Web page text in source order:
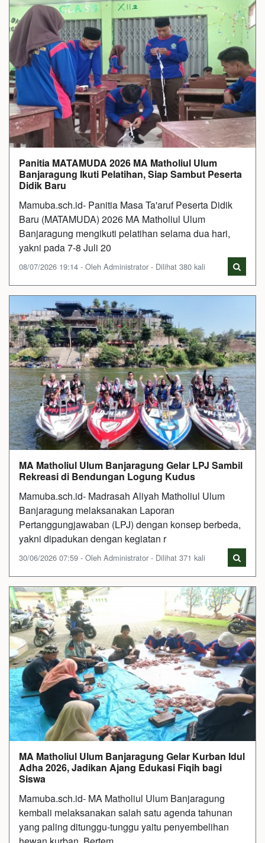
Panitia MATAMUDA 2026 MA Matholiul Ulum
Banjaragung Ikuti Pelatihan, Siap Sambut Peserta
Didik Baru
Mamuba.sch.id- Panitia Masa Ta'aruf Peserta Didik
Baru (MATAMUDA) 2026 MA Matholiul Ulum
Banjaragung mengikuti pelatihan selama dua hari,
yakni pada 7-8 Juli 20
08/07/2026 19:14 - Oleh Administrator - Dilihat 380 kali
MA Matholiul Ulum Banjaragung Gelar LPJ Sambil
Rekreasi di Bendungan Logung Kudus
Mamuba.sch.id- Madrasah Aliyah Matholiul Ulum
Banjaragung melaksanakan Laporan
Pertanggungjawaban (LPJ) dengan konsep berbeda,
yakni dipadukan dengan kegiatan r
30/06/2026 07:59 - Oleh Administrator - Dilihat 371 kali
MA Matholiul Ulum Banjaragung Gelar Kurban Idul
Adha 2026, Jadikan Ajang Edukasi Fiqih bagi
Siswa
Mamuba.sch.id- MA Matholiul Ulum Banjaragung
kembali melaksanakan salah satu agenda tahunan
yang paling ditunggu-tunggu yaitu penyembelihan